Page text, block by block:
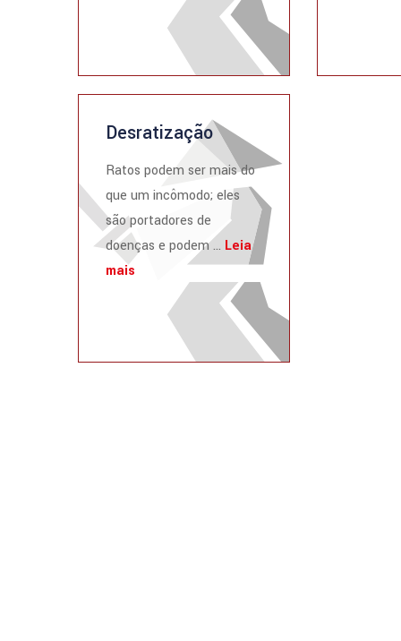
Desratização
Ratos podem ser mais do
que um incômodo; eles
são portadores de
doenças e podem ... Leia
mais